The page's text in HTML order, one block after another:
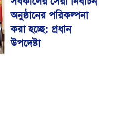
মেডিকেল বিশ্ববিদ্যালয়
অনুষ্ঠানের পরিকল্পনা
করা হচ্ছে: প্রধান
উপদেষ্টা